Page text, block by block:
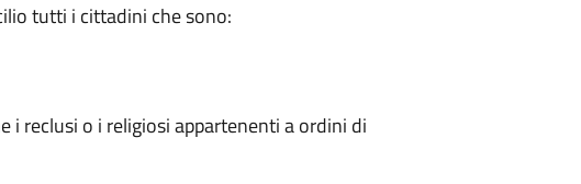
tutti i cittadini che sono:
i reclusi o i religiosi appartenenti a ordini di